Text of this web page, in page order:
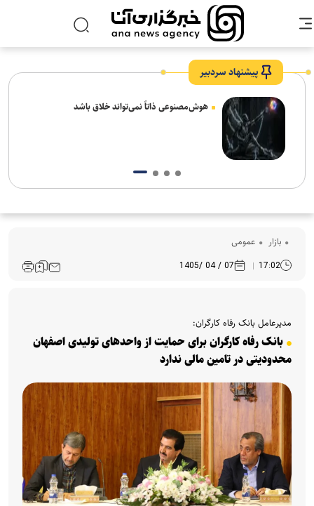
پیشنهاد سردبیر
هوش‌مصنوعی ذاتاً نمی‌تواند خلاق باشد
بازار عمومی
17:02
07 / 04 /1405
مدیرعامل بانک رفاه کارگران:
بانک رفاه کارگران برای حمایت از واحد‌های تولیدی اصفهان
محدودیتی در تامین مالی ندارد